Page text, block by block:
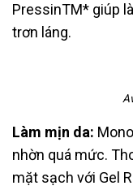
PressinTM* giúp
trơn láng.
Làm mịn da:
nhờn quá mức.
mặt sạch với Gel